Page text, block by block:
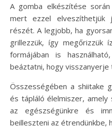
A gomba elkészítése
mert ezzel elveszíthetjük
részét. A legjobb, ha
grillezzük, így megőrizzük
formájában is
beáztatni, hogy visszanyerje
Összességében a shiitake
és tápláló élelmiszer,
az egészségünkre és
beilleszteni az étrendünkbe,